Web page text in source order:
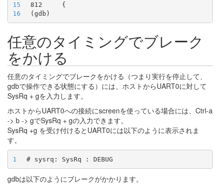
15
16
任意のタイミングでブレーク
をかける
任意のタイミングでブレークをかける（つまり実行を停止して、
gdbで操作できる状態にする）には、ホストからUART0に対して
SysRq + gを入力します。
ホストからUART0への接続にscreenを使っている場合には、Ctrl-a
-> b -> gでSysRq + gの入力できます。
SysRq +g を受け付けるとUART0には以下のように表示されま
す。
1
gdbは以下のようにブレークがかかります。